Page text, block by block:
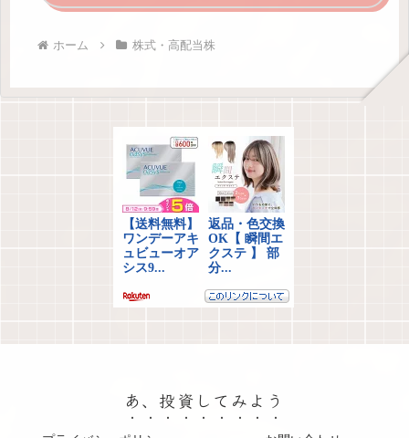
ホーム 株式・高配当株
あ、投資してみよう